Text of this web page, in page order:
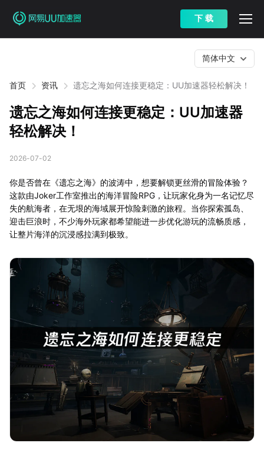
下 载
首页 资讯 遗忘之海如何连接更稳定：UU加速器轻松解决！
简体中文
遗忘之海如何连接更稳定：UU加速器
轻松解决！
2026-07-02
你是否曾在《遗忘之海》的波涛中，想要解锁更丝滑的冒险体验？
这款由Joker工作室推出的海洋冒险RPG，让玩家化身为一名记忆尽
失的航海者，在无垠的海域展开惊险刺激的旅程。当你探索孤岛、
迎击巨浪时，不少海外玩家都希望能进一步优化游玩的流畅质感，
让整片海洋的沉浸感拉满到极致。